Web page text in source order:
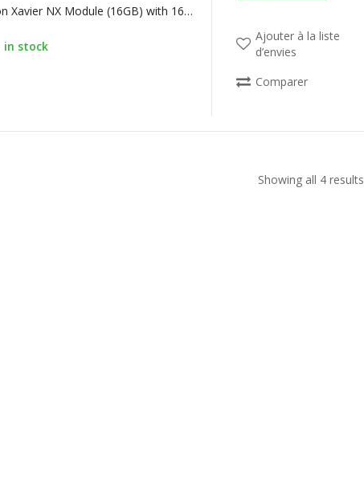
NVIDIA Jetson Xavier NX Module (16GB) with 16GB EMMC
in stock
Ajouter à la liste
d’envies
Comparer
Showing all 4 results